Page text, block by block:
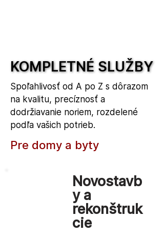
Ozveme sa Vám do 24 hodín s
predloženým odhadom.
KOMPLETNÉ SLUŽBY
KOMPLETNÉ SLUŽBY
Spoľahlivosť od A po Z s dôrazom
na kvalitu, precíznosť a
dodržiavanie noriem, rozdelené
podľa vašich potrieb.
Pre domy a byty
Novostavb
y a
rekonštruk
cie